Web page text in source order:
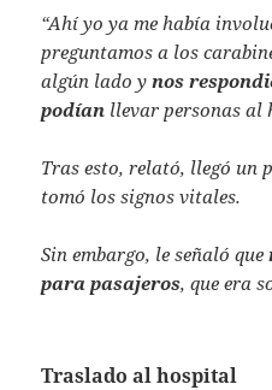
“Ahí yo ya me había
preguntamos a los
algún lado ynos
podían llevar personas al
Tras esto, relató, llegó un
tomó los signos vitales.
Sin embargo, le señaló que
para pasajeros, que era
Traslado al hospital